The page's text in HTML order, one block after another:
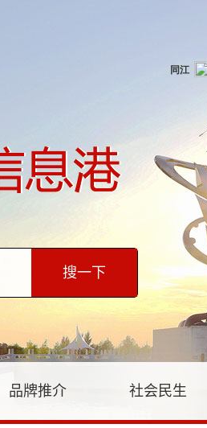
搜一下
品牌推介 社会民生